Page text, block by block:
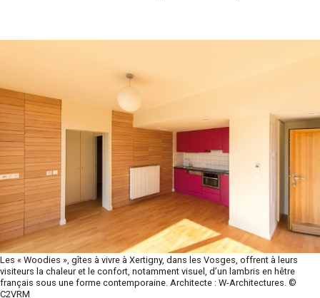
Les « Woodies », gîtes à vivre à Xertigny, dans les Vosges, offrent à leurs
visiteurs la chaleur et le confort, notamment visuel, d’un lambris en hêtre
français sous une forme contemporaine. Architecte : W-Architectures. ©
C2VRM